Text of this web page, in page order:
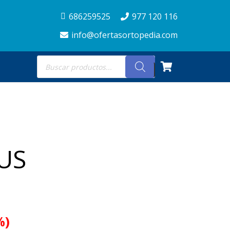
686259525
977 120 116
info@ofertasortopedia.com
Búsqueda
de
productos